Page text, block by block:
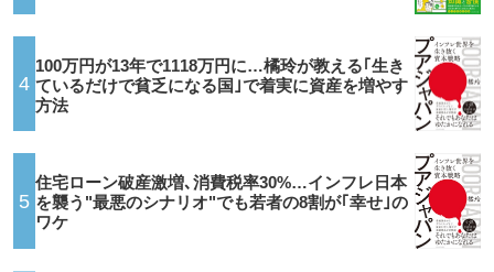
4
100万円が13年で1118万円に…橘玲が教える｢生き
ているだけで貧乏になる国｣で着実に資産を増やす
方法
5
住宅ローン破産激増､消費税率30%…インフレ日本
を襲う"最悪のシナリオ"でも若者の8割が｢幸せ｣の
ワケ